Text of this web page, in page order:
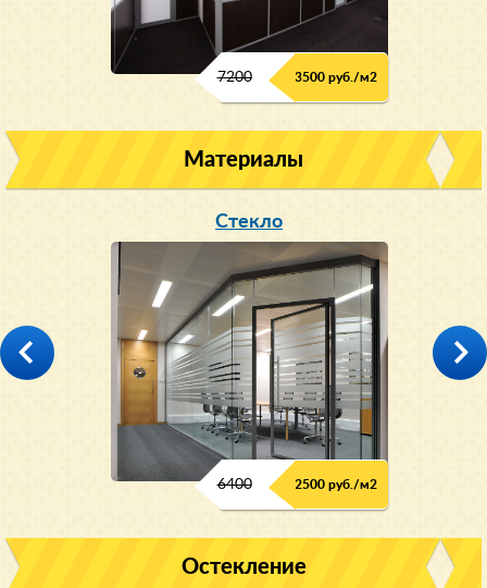
7200 3500 руб./м2
Материалы
Стекло
6400 2500 руб./м2
Остекление